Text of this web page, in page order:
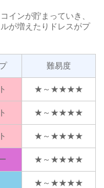
インが貯まっていき、
が増えたりドレスがプ
難易度
★～★★★★
★～★★★★
★～★★★★
★～★★★★
★～★★★★